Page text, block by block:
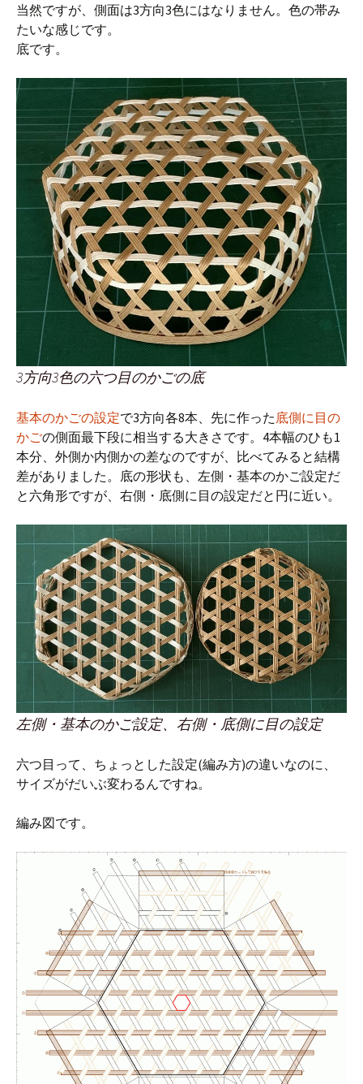
当然ですが、側面は3方向3色にはなりません。色の帯み
たいな感じです。
底です。
3方向3色の六つ目のかごの底
基本のかごの設定で3方向各8本、先に作った 底側に目の
かごの側面最下段に相当する大きさです。4本幅のひも1
本分、外側か内側かの差なのですが、比べてみると結構
差がありました。底の形状も、左側・基本のかご設定だ
と六角形ですが、右側・底側に目の設定だと円に近い。
左側・基本のかご設定、右側・底側に目の設定
六つ目って、ちょっとした設定(編み方)の違いなのに、
サイズがだいぶ変わるんですね。
編み図です。